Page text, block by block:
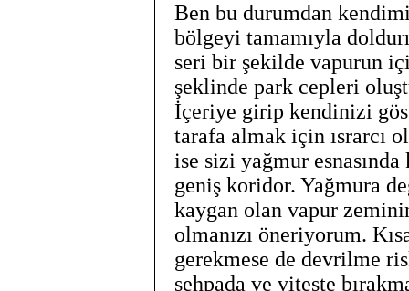
Ben bu durumdan
bölgeyi tamamıyla
seri bir şekilde vapurun
şeklinde park cepleri
İçeriye girip kendinizi
tarafa almak için ısrarcı
ise sizi yağmur
geniş koridor. Yağmura
kaygan olan vapur
olmanızı öneriyorum.
gerekmese de devrilme
sehpada ve viteste